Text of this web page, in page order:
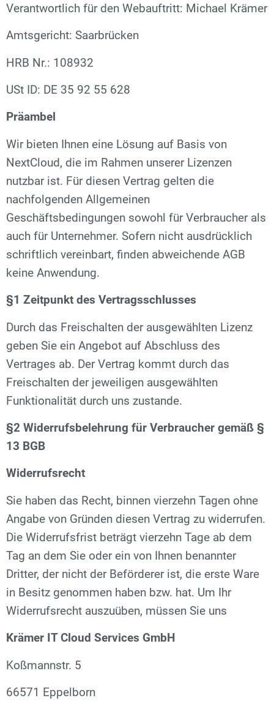
Verantwortlich für den Webauftritt: Michael Krämer
Amtsgericht: Saarbrücken
HRB Nr.: 108932
USt ID: DE 35 92 55 628
Präambel
Wir bieten Ihnen eine Lösung auf Basis von
NextCloud, die im Rahmen unserer Lizenzen
nutzbar ist. Für diesen Vertrag gelten die
nachfolgenden Allgemeinen
Geschäftsbedingungen sowohl für Verbraucher als
auch für Unternehmer. Sofern nicht ausdrücklich
schriftlich vereinbart, finden abweichende AGB
keine Anwendung.
§1 Zeitpunkt des Vertragsschlusses
Durch das Freischalten der ausgewählten Lizenz
geben Sie ein Angebot auf Abschluss des
Vertrages ab. Der Vertrag kommt durch das
Freischalten der jeweiligen ausgewählten
Funktionalität durch uns zustande.
§2 Widerrufsbelehrung für Verbraucher gemäß §
13 BGB
Widerrufsrecht
Sie haben das Recht, binnen vierzehn Tagen ohne
Angabe von Gründen diesen Vertrag zu widerrufen.
Die Widerrufsfrist beträgt vierzehn Tage ab dem
Tag an dem Sie oder ein von Ihnen benannter
Dritter, der nicht der Beförderer ist, die erste Ware
in Besitz genommen haben bzw. hat. Um Ihr
Widerrufsrecht auszuüben, müssen Sie uns
Krämer IT Cloud Services GmbH
Koßmannstr. 5
66571 Eppelborn